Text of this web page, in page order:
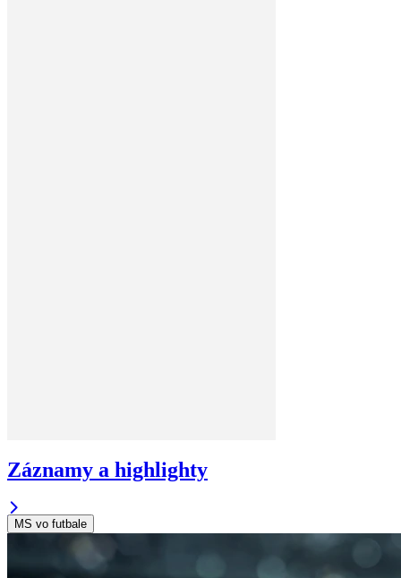
Záznamy a highlighty
MS vo futbale